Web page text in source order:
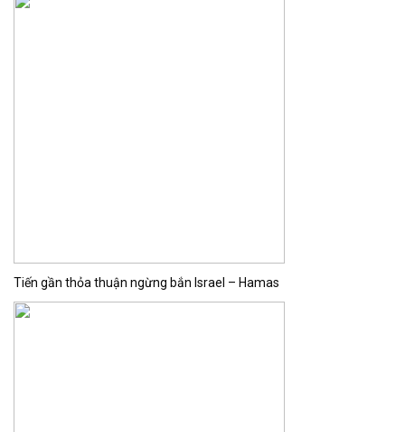
Tiến gần thỏa thuận ngừng bắn Israel – Hamas